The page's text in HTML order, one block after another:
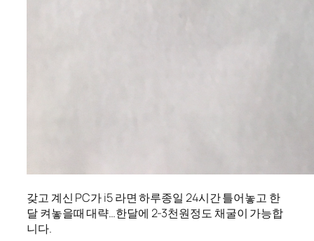
갖고 계신 PC가 i5 라면 하루종일 24시간 틀어놓고 한
달 켜놓을때 대략…한달에 2-3천원정도 채굴이 가능합
니다.